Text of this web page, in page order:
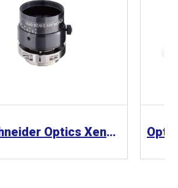
Schneider Optics Xenoplan 1.3” 工業鏡頭